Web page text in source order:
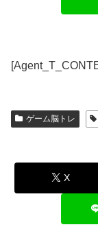
ゲーム脳トレ
X